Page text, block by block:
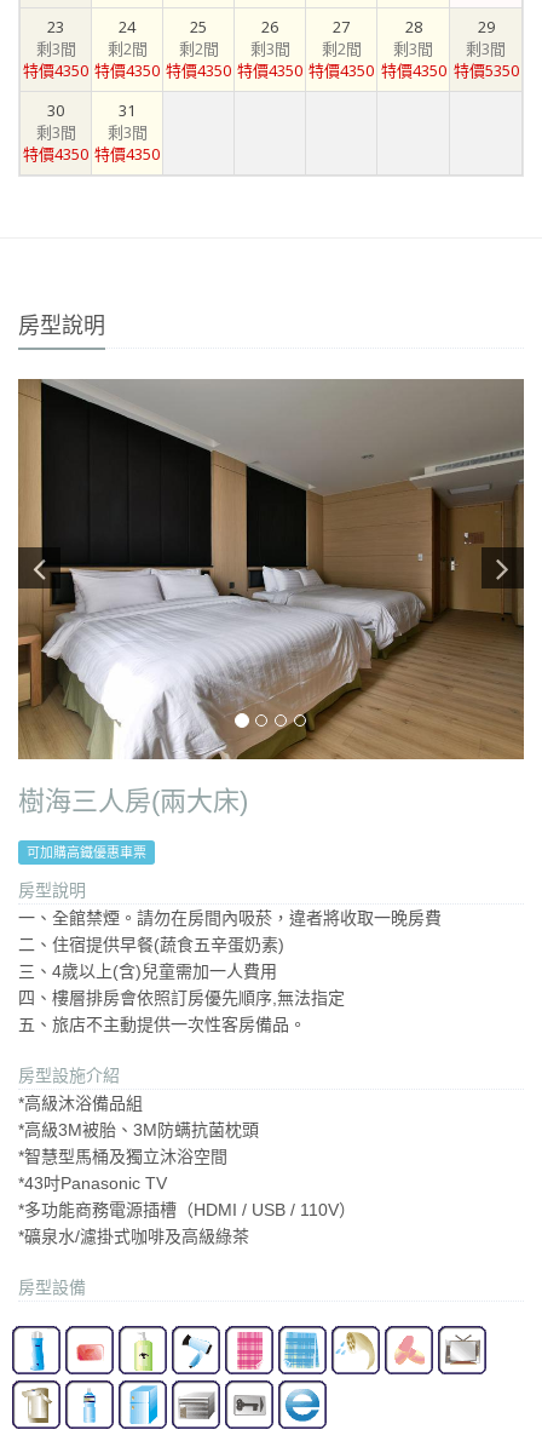
23
剩3間
特價4350
24
剩2間
特價4350
25
剩2間
特價4350
26
剩3間
特價4350
27
剩2間
特價4350
28
剩3間
特價4350
29
剩3間
特價5350
30
剩3間
特價4350
31
剩3間
特價4350
房型說明
樹海三人房(兩大床)
可加購高鐵優惠車票
房型說明
一、全館禁煙。請勿在房間內吸菸，違者將收取一晚房費
二、住宿提供早餐(蔬食五辛蛋奶素)
​三、4歲以上(含)兒童需加一人費用
​​四、樓層排房會依照訂房優先順序,無法指定
五、旅店不主動提供一次性客房備品。
房型設施介紹
*高級沐浴備品組
​*高級3M被胎、3M防螨抗菌枕頭
*智慧型馬桶及獨立沐浴空間
*43吋Panasonic TV
*多功能商務電源插槽（HDMI / USB / 110V）
*礦泉水/濾掛式咖啡及高級綠茶
房型設備